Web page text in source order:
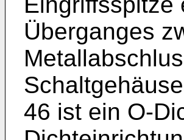
Überganges
46 ist ein O-